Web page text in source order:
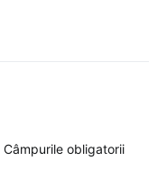
Câmpurile obligatorii